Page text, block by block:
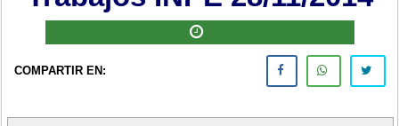
COMPARTIR EN: